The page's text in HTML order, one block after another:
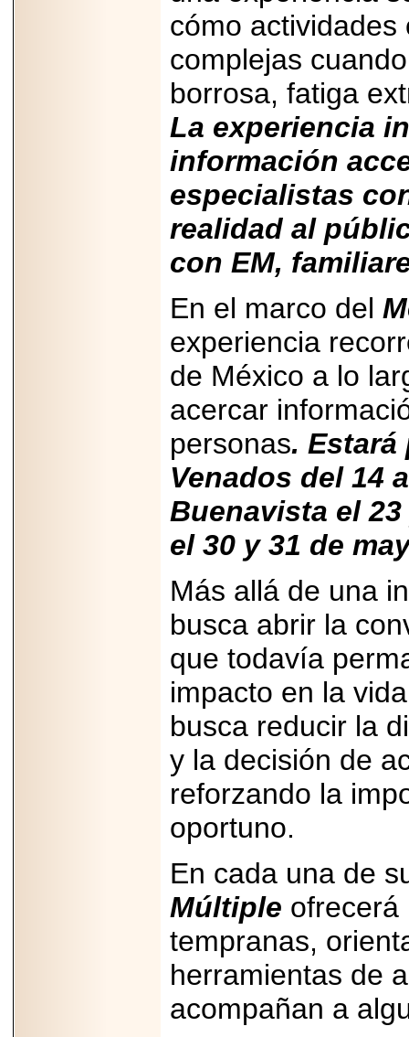
cómo
complejas
borrosa, fatiga
La experiencia
información
especialistas
realidad al
con EM,
En el marco del
experiencia
de México a lo
acercar
personas. Estará
Venados del 14
Buenavista el
el 30 y 31 de
Más allá de una
busca abrir la
que todavía
impacto en la
busca reducir la
y la decisión de
reforzando la
oportuno.
En cada una de
Múltiple ofrecerá
tempranas,
herramientas de
acompañan a